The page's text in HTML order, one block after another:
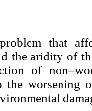
that
the aridity of
of
the worsening